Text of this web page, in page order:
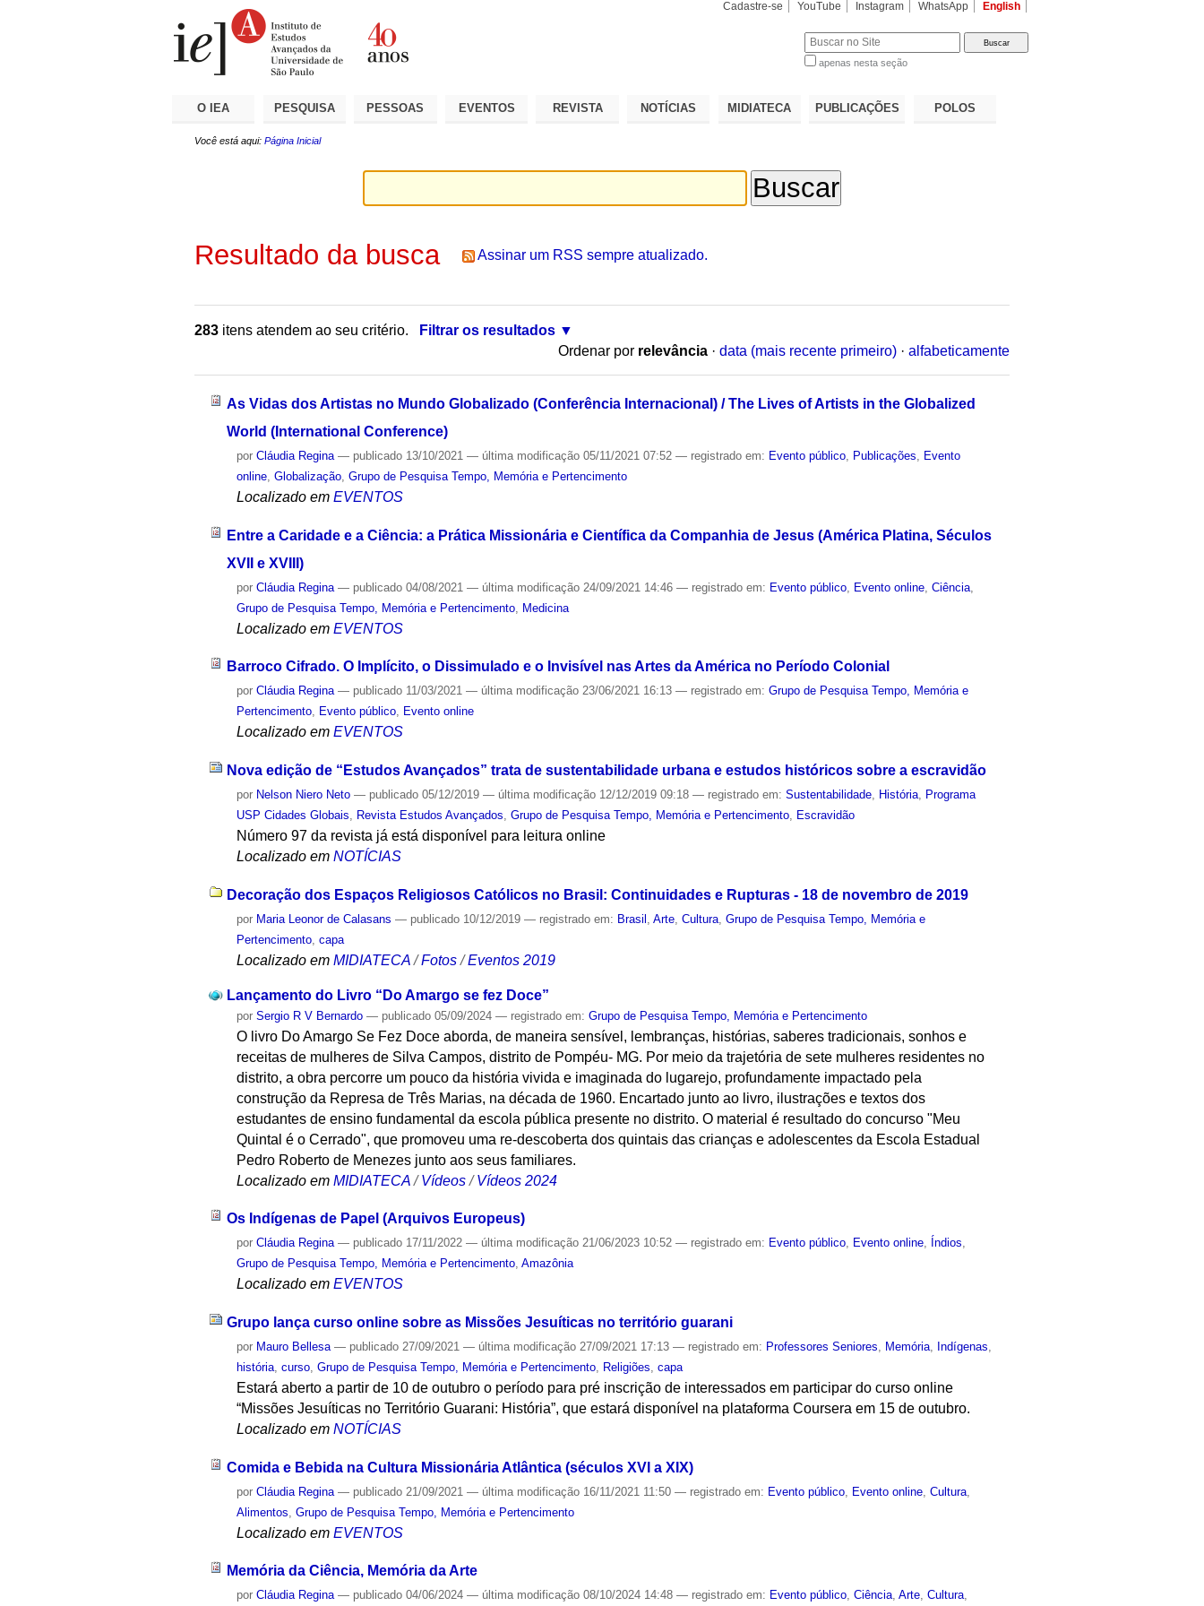
Cadastre-se YouTube Instagram WhatsApp English
apenas nesta seção
O IEA PESQUISA PESSOAS EVENTOS REVISTA NOTÍCIAS MIDIATECA PUBLICAÇÕES POLOS
Você está aqui: Página Inicial
Resultado da busca Assinar um RSS sempre atualizado.
283 itens atendem ao seu critério.
Filtrar os resultados
Ordenar por relevância · data (mais recente primeiro) · alfabeticamente
As Vidas dos Artistas no Mundo Globalizado (Conferência Internacional) / The Lives of Artists in the Globalized
World (International Conference)
porCláudia Regina — publicado 13/10/2021— última modificação 05/11/2021 07:52— registrado em: Evento público Publicações
Evento
online ,Globalização ,Grupo de Pesquisa Tempo, Memória e Pertencimento
Localizado em EVENTOS
Entre a Caridade e a Ciência: a Prática Missionária e Científica da Companhia de Jesus (América Platina, Séculos
XVII e XVIII)
porCláudia Regina — publicado 04/08/2021— última modificação 24/09/2021 14:46— registrado em: Evento público Evento online ,Ciência
Grupo de Pesquisa Tempo, Memória e Pertencimento Medicina
Localizado em EVENTOS
Barroco Cifrado. O Implícito, o Dissimulado e o Invisível nas Artes da América no Período Colonial
porCláudia Regina — publicado 11/03/2021— última modificação 23/06/2021 16:13— registrado em:Grupo de Pesquisa Tempo, Memória e
Pertencimento, Evento público, Evento online
Localizado em EVENTOS
Nova edição de “Estudos Avançados” trata de sustentabilidade urbana e estudos históricos sobre a escravidão
por Nelson Niero Neto — publicado 05/12/2019— última modificação 12/12/2019 09:18— registrado em:Sustentabilidade, História, Programa
USP Cidades Globais, Revista Estudos Avançados,Grupo de Pesquisa Tempo, Memória e Pertencimento, Escravidão
Número 97 da revista já está disponível para leitura online
Localizado em NOTÍCIAS
Decoração dos Espaços Religiosos Católicos no Brasil: Continuidades e Rupturas - 18 de novembro de 2019
por Maria Leonor de Calasans — publicado 10/12/2019— registrado em: Brasil ,Arte ,Cultura ,Grupo de Pesquisa Tempo, Memória e
Pertencimento ,capa
Localizado em MIDIATECA /Fotos /Eventos 2019
Lançamento do Livro “Do Amargo se fez Doce”
porSergio R V Bernardo — publicado 05/09/2024— registrado em:Grupo de Pesquisa Tempo, Memória e Pertencimento
O livro Do Amargo Se Fez Doce aborda, de maneira sensível, lembranças, histórias, saberes tradicionais, sonhos e
receitas de mulheres de Silva Campos, distrito de Pompéu- MG. Por meio da trajetória de sete mulheres residentes no
distrito, a obra percorre um pouco da história vivida e imaginada do lugarejo, profundamente impactado pela
construção da Represa de Três Marias, na década de 1960. Encartado junto ao livro, ilustrações e textos dos
estudantes de ensino fundamental da escola pública presente no distrito. O material é resultado do concurso "Meu
Quintal é o Cerrado", que promoveu uma re-descoberta dos quintais das crianças e adolescentes da Escola Estadual
Pedro Roberto de Menezes junto aos seus familiares.
Localizado em MIDIATECA /Vídeos /Vídeos 2024
Os Indígenas de Papel (Arquivos Europeus)
porCláudia Regina — publicado 17/11/2022— última modificação 21/06/2023 10:52— registrado em: Evento público, Evento online, Índios,
Grupo de Pesquisa Tempo, Memória e Pertencimento,Amazônia
Localizado em EVENTOS
Grupo lança curso online sobre as Missões Jesuíticas no território guarani
por Mauro Bellesa — publicado 27/09/2021— última modificação 27/09/2021 17:13— registrado em: Professores Seniores Memória Indígenas
história ,curso ,Grupo de Pesquisa Tempo, Memória e Pertencimento Religiões ,capa
Estará aberto a partir de 10 de outubro o período para pré inscrição de interessados em participar do curso online
“Missões Jesuíticas no Território Guarani: História”, que estará disponível na plataforma Coursera em 15 de outubro.
Localizado em NOTÍCIAS
Comida e Bebida na Cultura Missionária Atlântica (séculos XVI a XIX)
porCláudia Regina — publicado 21/09/2021— última modificação 16/11/2021 11:50— registrado em: Evento público Evento online ,Cultura
Alimentos ,Grupo de Pesquisa Tempo, Memória e Pertencimento
Localizado em EVENTOS
Memória da Ciência, Memória da Arte
porCláudia Regina — publicado 04/06/2024— última modificação 08/10/2024 14:48— registrado em: Evento público,Ciência,Arte,Cultura,